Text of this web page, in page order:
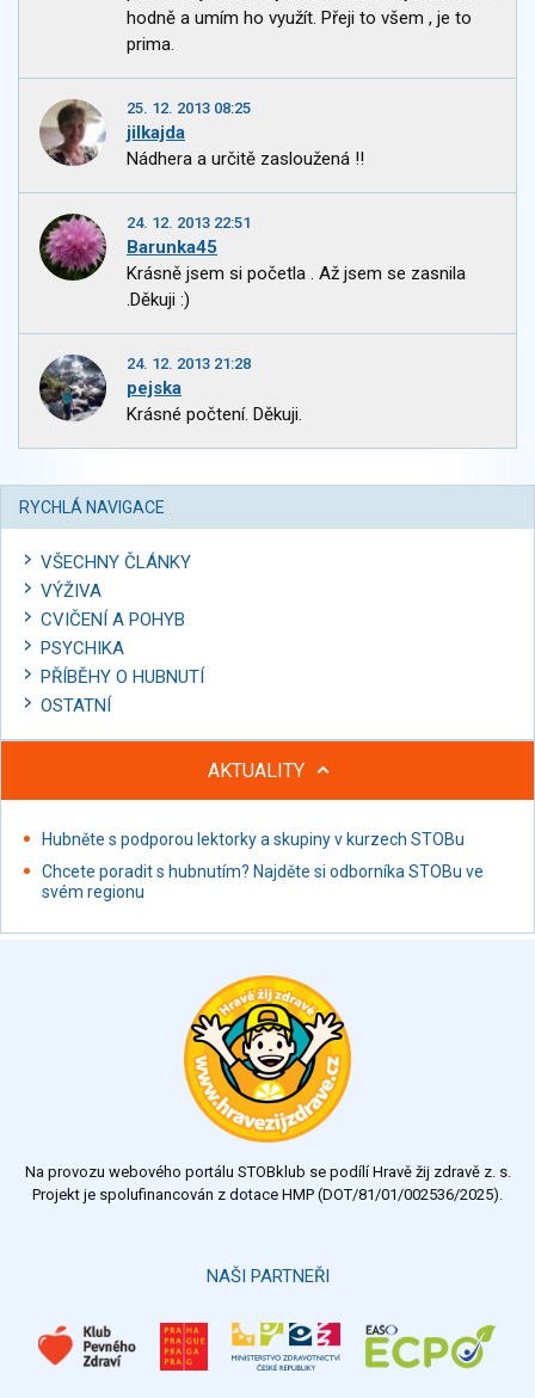
hodně a umím ho využít. Přeji to všem , je to
prima.
25. 12. 2013 08:25
jilkajda
Nádhera a určitě zasloužená !!
24. 12. 2013 22:51
Barunka45
Krásně jsem si početla . Až jsem se zasnila
.Děkuji :)
24. 12. 2013 21:28
pejska
Krásné počtení. Děkuji.
RYCHLÁ NAVIGACE
VŠECHNY ČLÁNKY
VÝŽIVA
CVIČENÍ A POHYB
PSYCHIKA
PŘÍBĚHY O HUBNUTÍ
OSTATNÍ
AKTUALITY
Hubněte s podporou lektorky a skupiny v kurzech STOBu
Chcete poradit s hubnutím? Najděte si odborníka STOBu ve
svém regionu
Na provozu webového portálu STOBklub se podílí Hravě žij zdravě z. s.
Projekt je spolufinancován z dotace HMP (DOT/81/01/002536/2025).
NAŠI PARTNEŘI